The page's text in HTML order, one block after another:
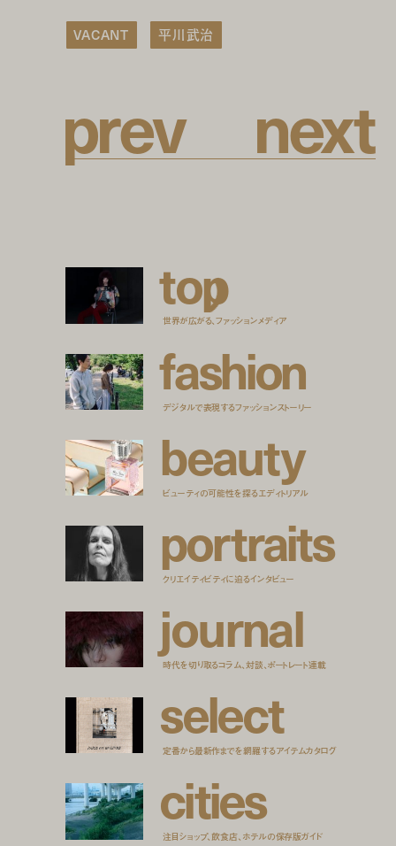
VACANT 平川武治
prev next
top
世界が広がる、ファッションメディア
fashion
デジタルで表現するファッションストーリー
beauty
ビューティの可能性を探るエディトリアル
portraits
クリエイティビティに迫るインタビュー
journal
時代を切り取るコラム、対談、ポートレート連載
select
定番から最新作までを網羅するアイテムカタログ
cities
注目ショップ、飲食店、ホテルの保存版ガイド